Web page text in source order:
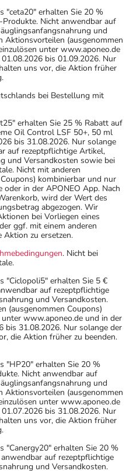
"ceta20" erhalten Sie 20 %
Nicht anwendbar auf
und
Aktionsvorteilen (ausgenommen
unter www.aponeo.de
bis 01.09.2026. Nur
uns vor, die Aktion früher
bei Bestellung mit
erhalten Sie 25 % Rabatt auf
Oil Control LSF 50+, 50 ml
bis 31.08.2026. Nur solange
auf rezeptpflichtige Artikel,
und Versandkosten sowie bei
Nicht mit anderen
kombinierbar und nur
in der APONEO App. Nach
wird der Wert des
abgezogen. Wir
bei Vorliegen eines
ggf. mit einem anderen
Aktion zu ersetzen.
. Nicht bei
"Ciclopoli5" erhalten Sie 5 €
auf rezeptpflichtige
und Versandkosten.
(ausgenommen Coupons)
www.aponeo.de und in der
bis 31.08.2026. Nur solange der
die Aktion früher zu beenden.
"HP20" erhalten Sie 20 %
Nicht anwendbar auf
und
Aktionsvorteilen (ausgenommen
unter www.aponeo.de
bis 31.08.2026. Nur
uns vor, die Aktion früher
"Canergy20" erhalten Sie 20 %
auf rezeptpflichtige
und Versandkosten.